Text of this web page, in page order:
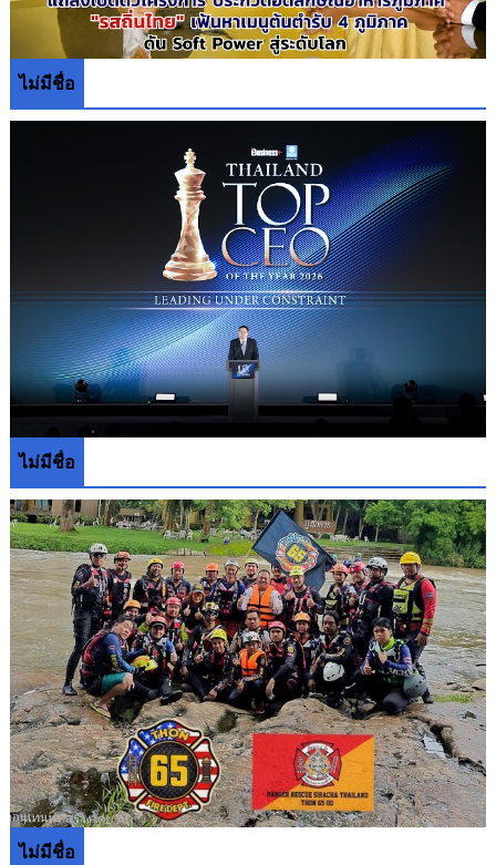
ไม่มีชื่อ
ไม่มีชื่อ
ไม่มีชื่อ